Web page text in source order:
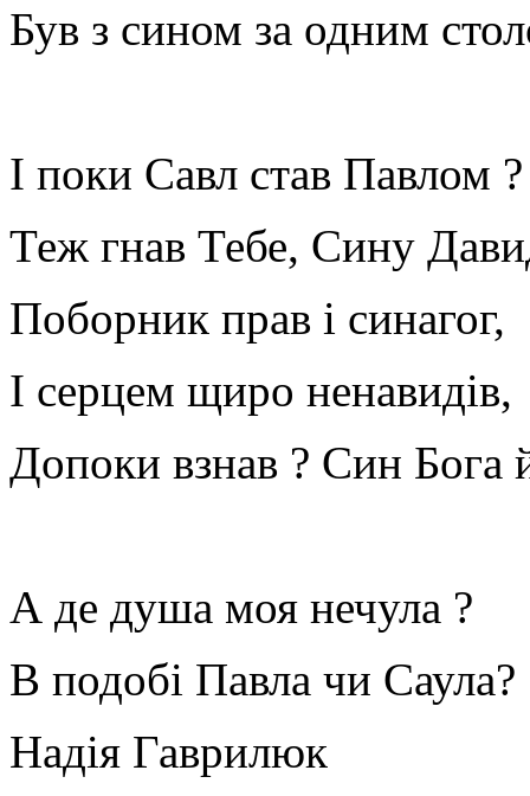
Був з сином за одним
І поки Савл став Павлом ?
Теж гнав Тебе, Сину
Поборник прав і синагог,
І серцем щиро ненавидів,
Допоки взнав ? Син Бога
А де душа моя нечула ?
В подобі Павла чи Саула?
Надія Гаврилюк